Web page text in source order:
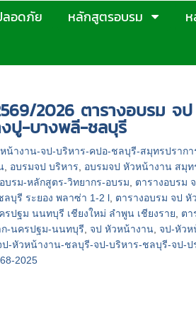
อดภัย หลักสูตรอบรม
2026 ตารางอบรม
ปู-บางพลี-ชลบุรี
น้างาน-จป-บริหาร-คปอ-ชลบุรี-สมุทรปราก
อบรมจป บริหาร อบรมจป หัวหน้างาน สมุท
บรม-หลักสูตร-วิทยากร-อบรม
ตารางอบรม
บุรี ระยอง พลาซ่า 1-2 l ตารางอบรม จป
ปฐม นนทบุรี เชียงใหม่ ลำพูน เชียงราย
ตา
ก-นครปฐม-นนทบุรี
จป หัวหน้างาน จป-หัวห
ป-หัวหน้างาน-ชลบุรี-จป-บริหาร-ชลบุรี-จป-
2025